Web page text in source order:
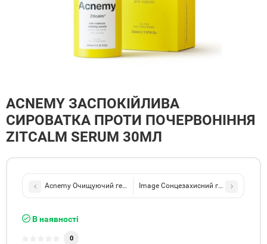
ACNEMY ЗАСПОКІЙЛИВА
СИРОВАТКА ПРОТИ ПОЧЕРВОНІННЯ
ZITCALM SERUM 30МЛ
Acnemy Очищуючий гель проти почервонінь із заспокійливим
В наявності
0